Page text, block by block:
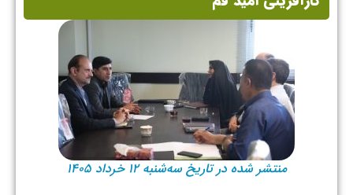
منتشر شده در تاریخ سه‌شنبه ۱۲ خرداد ۱۴۰۵